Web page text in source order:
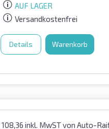
AUF LAGER
Versandkostenfrei
Details Warenkorb
108,36 inkl. MwSTvon Auto-